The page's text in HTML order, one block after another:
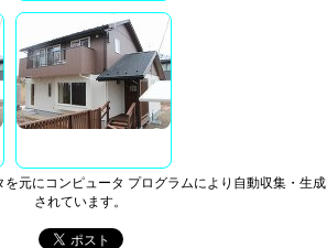
元にコンピュータ プログラムにより自動収集・生成
されています。